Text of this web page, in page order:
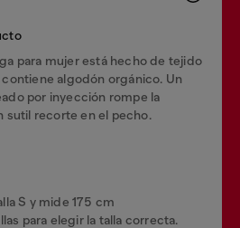
para mujer está hecho de tejido
algodón orgánico. Un
por inyección rompe la
sutil recorte en el pecho.
S y mide 175 cm
para elegir la talla correcta.